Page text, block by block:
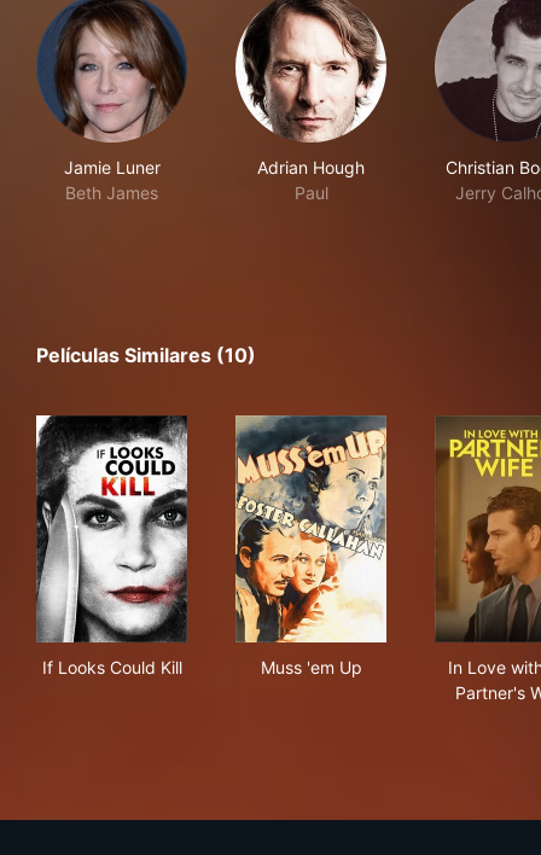
Jamie Luner
Beth James
Adrian Hough
Paul
Christian
Jerry
Películas Similares (10)
If Looks Could Kill Muss 'em Up
In Love
Partner's